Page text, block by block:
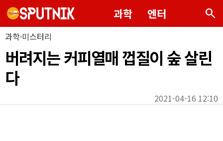
과학 엔터 search
과학·미스터리
버려지는 커피열매 껍질이 숲 살린
다
2021-04-16 12:10